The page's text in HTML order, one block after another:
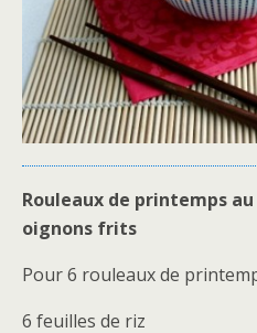
Rouleaux de printemps
oignons frits
Pour 6 rouleaux de
6 feuilles de riz